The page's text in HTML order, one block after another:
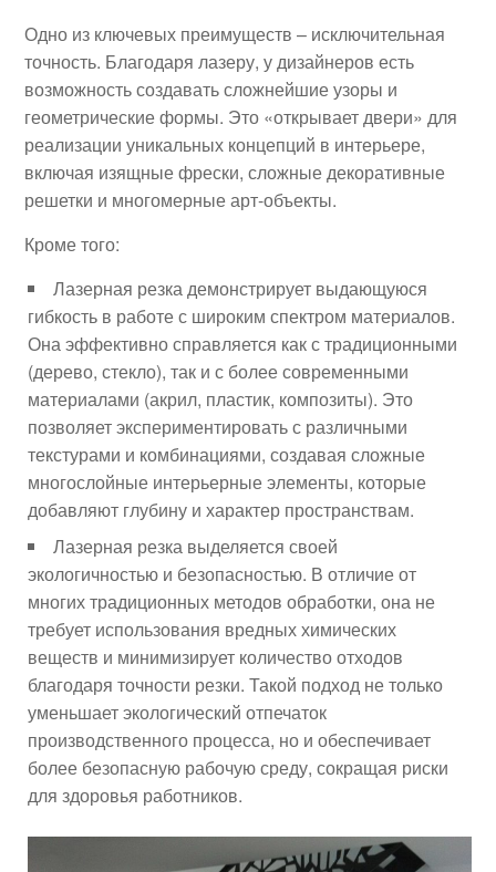
Одно из ключевых преимуществ – исключительная
точность. Благодаря лазеру, у дизайнеров есть
возможность создавать сложнейшие узоры и
геометрические формы. Это «открывает двери» для
реализации уникальных концепций в интерьере,
включая изящные фрески, сложные декоративные
решетки и многомерные арт-объекты.
Кроме того:
Лазерная резка демонстрирует выдающуюся
гибкость в работе с широким спектром материалов.
Она эффективно справляется как с традиционными
(дерево, стекло), так и с более современными
материалами (акрил, пластик, композиты). Это
позволяет экспериментировать с различными
текстурами и комбинациями, создавая сложные
многослойные интерьерные элементы, которые
добавляют глубину и характер пространствам.
Лазерная резка выделяется своей
экологичностью и безопасностью. В отличие от
многих традиционных методов обработки, она не
требует использования вредных химических
веществ и минимизирует количество отходов
благодаря точности резки. Такой подход не только
уменьшает экологический отпечаток
производственного процесса, но и обеспечивает
более безопасную рабочую среду, сокращая риски
для здоровья работников.